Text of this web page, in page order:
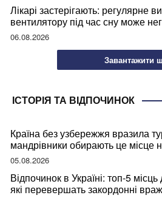
Лікарі застерігають: регулярне
вентилятору під час сну може
ваше здоров’я
06.08.2026
Завантажити
ІСТОРІЯ ТА ВІДПОЧИНОК
Країна без узбережжя вразила
мандрівники обирають це місце
05.08.2026
Відпочинок в Україні: топ-5
які перевершать закордонні